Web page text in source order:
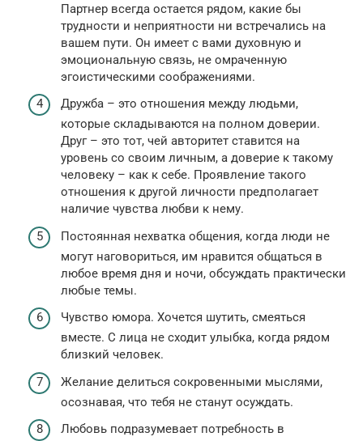
Партнер всегда остается рядом, какие бы
трудности и неприятности ни встречались на
вашем пути. Он имеет с вами духовную и
эмоциональную связь, не омраченную
эгоистическими соображениями.
Дружба – это отношения между людьми,
которые складываются на полном доверии.
Друг – это тот, чей авторитет ставится на
уровень со своим личным, а доверие к такому
человеку – как к себе. Проявление такого
отношения к другой личности предполагает
наличие чувства любви к нему.
Постоянная нехватка общения, когда люди не
могут наговориться, им нравится общаться в
любое время дня и ночи, обсуждать практически
любые темы.
Чувство юмора. Хочется шутить, смеяться
вместе. С лица не сходит улыбка, когда рядом
близкий человек.
Желание делиться сокровенными мыслями,
осознавая, что тебя не станут осуждать.
Любовь подразумевает потребность в